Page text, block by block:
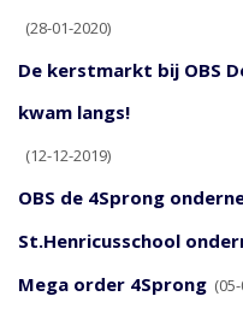
(28-01-2020)
De kerstmarkt bij OBS
kwam langs!
(12-12-2019)
OBS de 4Sprong
St.Henricusschool
Mega order 4Sprong